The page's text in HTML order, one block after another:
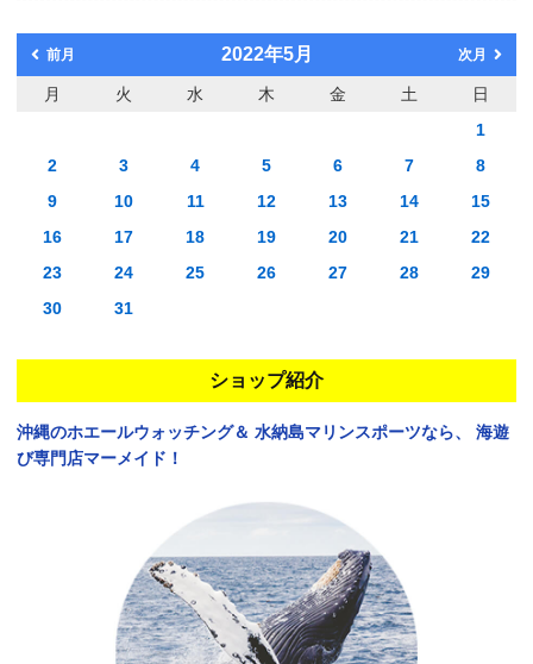
前月 2022年5月 次月
月 火 水 木 金 土
日
1
2
3 4 5 6 7
8
9
10 11 12 13 14
15
16
17 18 19 20 21
22
23
24 25 26 27 28
29
30
31
ショップ紹介
沖縄のホエールウォッチング＆ 水納島マリンスポーツなら、
海遊
び専門店マーメイド！